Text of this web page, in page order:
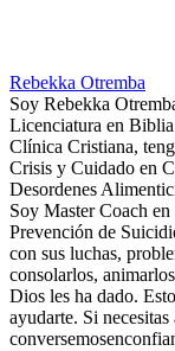
Rebekka Otremba
Soy Rebekka
Licenciatura en
Clínica Cristiana,
Crisis y Cuidado en
Desordenes
Soy Master Coach
Prevención de
con sus luchas,
consolarlos,
Dios les ha dado.
ayudarte. Si